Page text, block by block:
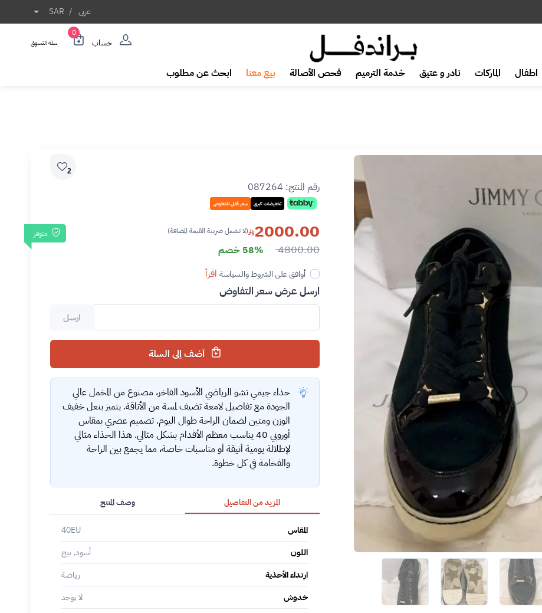
عربى /
SAR
حساب
0
سلة التسوق
اطفال الماركات نادر و عتيق خدمة الترميم فحص الأصالة بيع معنا ابحث عن مطلوب
2
رقم المنتج: 087264
تخفيضات كبرى سعر قابل للتفاوض
متوفر 2000.00 (لا تشمل ضريبة القيمة المضافة)
4800.00 58% خصم
أوافق على الشروط والسياسة اقرأ
ارسل عرض سعر التفاوض
ارسل
أضف إلى السلة
حذاء جيمي تشو الرياضي الأسود الفاخر، مصنوع من المخمل عالي
الجودة مع تفاصيل لامعة تضيف لمسة من الأناقة. يتميز بنعل خفيف
الوزن ومتين لضمان الراحة طوال اليوم. تصميم عصري بمقاس
أوروبي 40 يناسب معظم الأقدام بشكل مثالي. هذا الحذاء مثالي
لإطلالة يومية أنيقة أو مناسبات خاصة، مما يجمع بين الراحة
والفخامة في كل خطوة.
المزيد من التفاصيل
المقاس
40EU
اللون
أسود, بيج
ارتداء الأحذية
رياضة
خدوش
لا يوجد
وصف المنتج